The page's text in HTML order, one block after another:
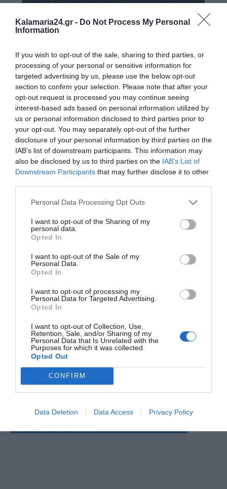
Kalamaria24.gr - Do Not Process My Personal
Information
If you wish to opt-out of the sale, sharing to third parties, or
processing of your personal or sensitive information for
targeted advertising by us, please use the below opt-out
section to confirm your selection. Please note that after your
opt-out request is processed you may continue seeing
interest-based ads based on personal information utilized by
us or personal information disclosed to third parties prior to
your opt-out. You may separately opt-out of the further
disclosure of your personal information by third parties on the
IAB’s list of downstream participants. This information may
also be disclosed by us to third parties on the IAB’s List of
Downstream Participants that may further disclose it to other
Personal Data Processing Opt Outs
I want to opt-out of the Sharing of my
personal data.
Opted In
I want to opt-out of the Sale of my
Personal Data.
Opted In
I want to opt-out of processing my
Personal Data for Targeted Advertising.
Opted In
I want to opt-out of Collection, Use,
Retention, Sale, and/or Sharing of my
Personal Data that Is Unrelated with the
Purposes for which it was collected.
Opted Out
CONFIRM
Data Deletion Data Access Privacy Policy
Ο ΚΑΙΡΟΣ
Θεσσαλονίκη
Σάββατο, 08
Κυριακή
+38°+28°
+34°+ 25°
Τρίτη
+36°+26°
+ 34°+26°